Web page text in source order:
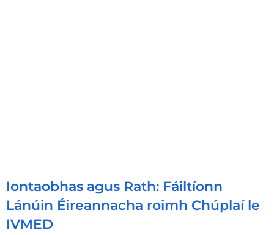
Iontaobhas agus Rath: Fáiltíonn
Lánúin Éireannacha roimh Chúplaí le
IVMED